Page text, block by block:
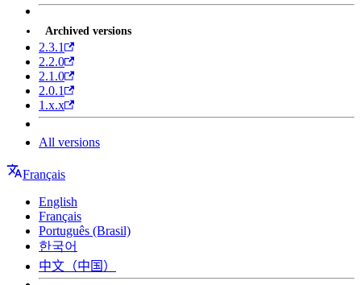
Archived versions
2.3.1
2.2.0
2.1.0
2.0.1
1.x.x
All versions
Français
English
Français
Português (Brasil)
한국어
中文（中国）